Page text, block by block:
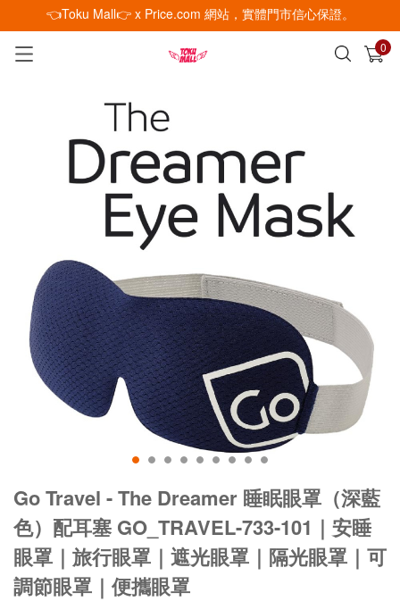
👈Toku Mall👉 x Price.com 網站，實體門市信心保證。
0
已加入購物車 查看
Go Travel - The Dreamer 睡眠眼罩（深藍
色）配耳塞 GO_TRAVEL-733-101｜安睡
眼罩｜旅行眼罩｜遮光眼罩｜隔光眼罩｜可
調節眼罩｜便攜眼罩